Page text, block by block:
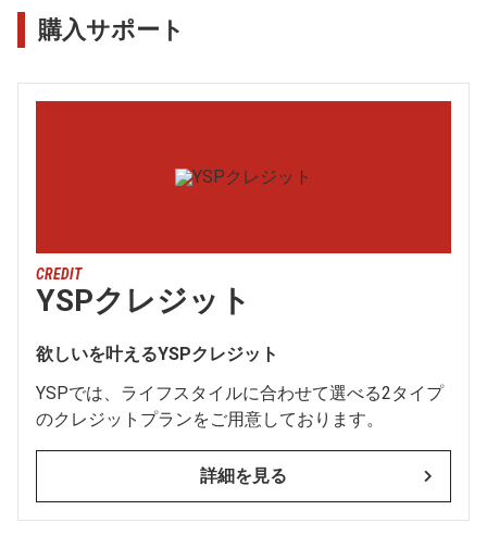
購入サポート
CREDIT
YSPクレジット
欲しいを叶えるYSPクレジット
YSPでは、ライフスタイルに合わせて選べる2タイプ
のクレジットプランをご用意しております。
詳細を見る